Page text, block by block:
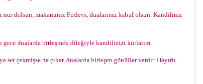
dolsun, makamınız Firdevs, dualarınız kabul olsun. Kandiliniz
gece dualarda birleşmek dileğiyle kandilinizi kutlarım.
çekmişse ne çıkar, dualarda birleşen gönüller vardır. Hayırlı